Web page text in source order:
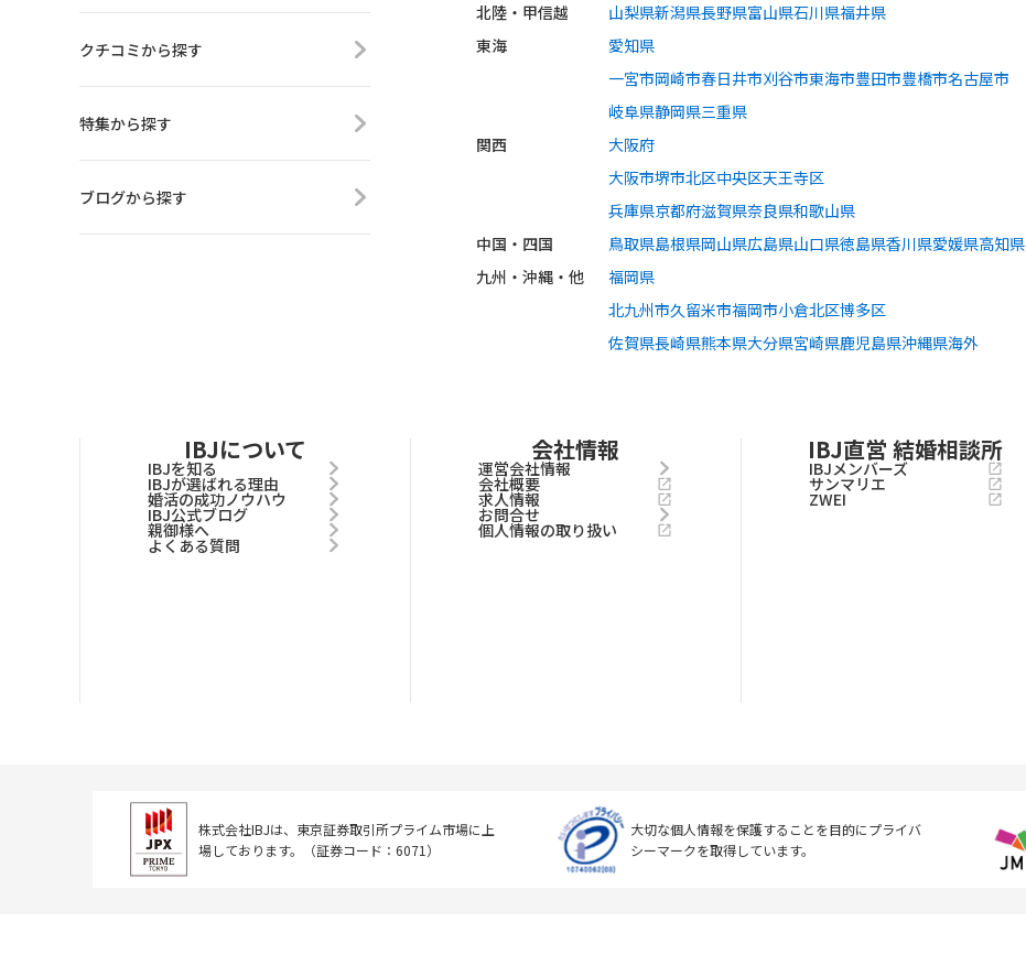
クチコミから探す
特集から探す
ブログから探す
北陸・甲信越
山梨県新潟県長野県富山県石川県福井県
東海
愛知県
一宮市岡崎市春日井市刈谷市東海市豊田市豊橋市名古屋市
岐阜県静岡県三重県
関西
大阪府
大阪市堺市北区中央区天王寺区
兵庫県京都府滋賀県奈良県和歌山県
中国・四国
鳥取県島根県岡山県広島県山口県徳島県香川県愛媛県高知県
九州・沖縄・他
福岡県
北九州市久留米市福岡市小倉北区博多区
佐賀県長崎県熊本県大分県宮崎県鹿児島県沖縄県海外
IBJについて
IBJを知る
IBJが選ばれる理由
婚活の成功ノウハウ
IBJ公式ブログ
親御様へ
よくある質問
会社情報
運営会社情報
会社概要
求人情報
お問合せ
個人情報の取り扱い
IBJ直営 結婚相談所
IBJメンバーズ
サンマリエ
ZWEI
株式会社IBJは、東京証券取引所プライム市場に上
場しております。
（証券コード：6071）
大切な個人情報を保護することを目的にプライバ
シーマークを取得しています。